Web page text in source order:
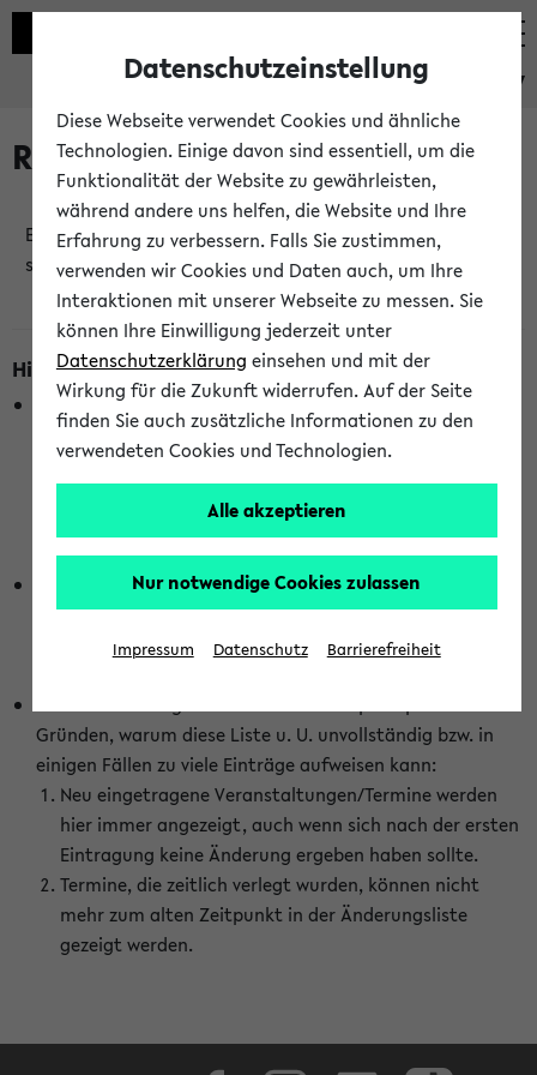
eKVV
Raumänderungen
Es wurden keine Raumänderungen an jetzt
stattfindenden Veranstaltungen gefunden!
Hinweise zur Liste der Raumänderungen
In dieser Liste werden nur Veranstaltungstermine
berücksichtigt, die gerade oder innerhalb der nächsten 2
Stunden stattfinden. Berücksichtigt werden nur Termine,
wurden. Die Anzeige ist semesterübergreifend und nicht
abhängig vom im eKVV gewählten Semester.
Die hier gezeigte Liste von Raumänderungen kann nur
vollständig sein, wenn den Fakultäten von den Lehrenden
die Änderungen zeitnah mitgeteilt und diese Änderungen
Gründen, warum diese Liste u. U. unvollständig bzw. in
einigen Fällen zu viele Einträge aufweisen kann:
Neu eingetragene Veranstaltungen/Termine werden
hier immer angezeigt, auch wenn sich nach der ersten
Eintragung keine Änderung ergeben haben sollte.
Termine, die zeitlich verlegt wurden, können nicht
mehr zum alten Zeitpunkt in der Änderungsliste
gezeigt werden.
Datenschutzeinstellung
Diese Webseite verwendet Cookies und ähnliche
Technologien. Einige davon sind essentiell, um die
Funktionalität der Website zu gewährleisten,
während andere uns helfen, die Website und Ihre
Erfahrung zu verbessern. Falls Sie zustimmen,
verwenden wir Cookies und Daten auch, um Ihre
Interaktionen mit unserer Webseite zu messen. Sie
können Ihre Einwilligung jederzeit unter
Datenschutzerklärung einsehen und mit der
Wirkung für die Zukunft widerrufen. Auf der Seite
finden Sie auch zusätzliche Informationen zu den
verwendeten Cookies und Technologien.
Alle akzeptieren
Nur notwendige Cookies zulassen
Impressum Datenschutz Barrierefreiheit